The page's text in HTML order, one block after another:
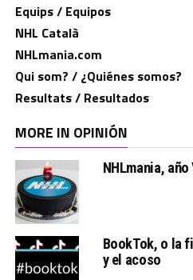
Equips / Equipos
NHL Català
NHLmania.com
Qui som? / ¿Quiénes somos?
Resultats / Resultados
MORE IN OPINIÓN
NHLmania, año
BookTok, o la
y el acoso